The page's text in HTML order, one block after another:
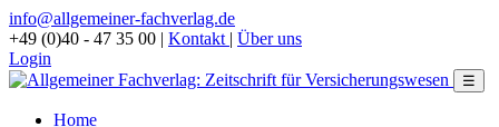
info@allgemeiner-fachverlag.de
+49 (0)40 - 47 35 00 | Kontakt | Über uns
Login
☰
Home